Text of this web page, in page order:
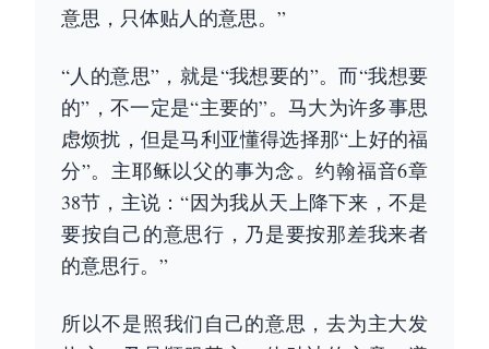
意思，只体贴人的意思。”
“人的意思”，就是“我想要的”。而“我想要
的”，不一定是“主要的”。马大为许多事思
虑烦扰，但是马利亚懂得选择那“上好的福
分”。主耶稣以父的事为念。约翰福音6章
38节，主说：“因为我从天上降下来，不是
要按自己的意思行，乃是要按那差我来者
的意思行。”
所以不是照我们自己的意思，去为主大发